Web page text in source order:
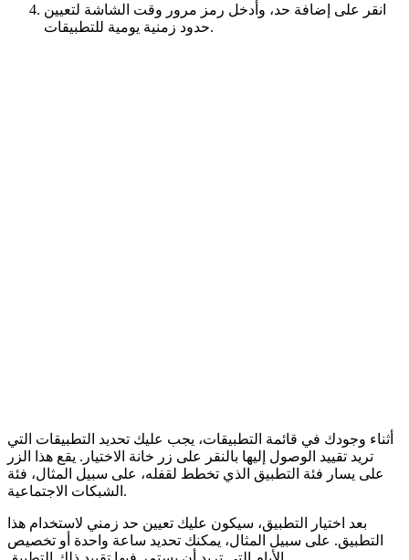
انقر على إضافة حد، وأدخل رمز مرور وقت الشاشة لتعيين
حدود زمنية يومية للتطبيقات.
أثناء وجودك في قائمة التطبيقات، يجب عليك تحديد التطبيقات التي
تريد تقييد الوصول إليها بالنقر على زر خانة الاختيار. يقع هذا الزر
على يسار فئة التطبيق الذي تخطط لقفله، على سبيل المثال، فئة
الشبكات الاجتماعية.
بعد اختيار التطبيق، سيكون عليك تعيين حد زمني لاستخدام هذا
التطبيق. على سبيل المثال، يمكنك تحديد ساعة واحدة أو تخصيص